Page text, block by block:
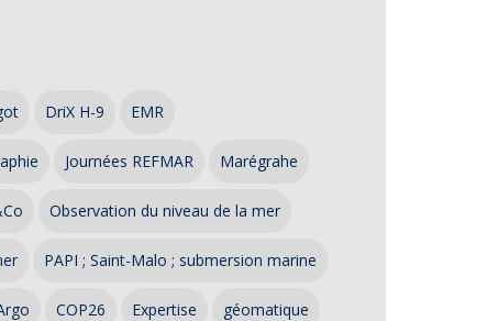
DriX H-9 EMR
Journées REFMAR Marégrahe
Observation du niveau de la mer
PAPI ; Saint-Malo ; submersion marine
COP26 Expertise géomatique